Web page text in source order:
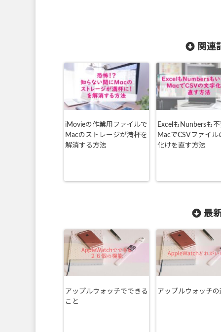
関連
iMovieの作業用ファイルで
Macのストレージが満杯を
解消する方法
ExcelもNunbersも
MacでCSVファイル
化けを直す方法
最
アップルウォッチでできる
こと
アップルウォッチ